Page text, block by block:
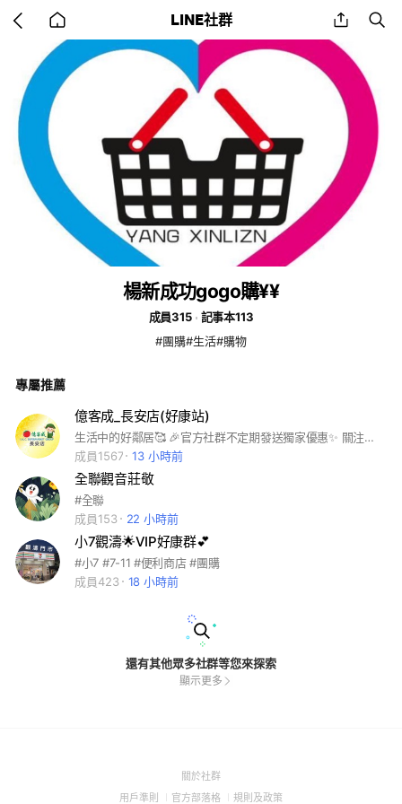
back
to
home
LINE社群 share
楊新成功gogo購¥¥
成員315
記事本113
#團購#生活#購物
專屬推薦
億客成_長安店(好康站)
生活中的好鄰居🥰 🎉官方社群不定期發送獨家優惠✨ 關注我們！好康不漏接！ #生鮮 #乾貨 #伴手禮 #生活用品
成員1567
13 小時前
全聯觀音莊敬
#全聯
成員153
22 小時前
小7觀濤🌟VIP好康群💕
#小7 #7-11 #便利商店 #團購
成員423
18 小時前
還有其他眾多社群等您來探索
顯示更多
關於社群(Open
用戶準則 (Open
官方部落格 (Open
規則及政策(Open